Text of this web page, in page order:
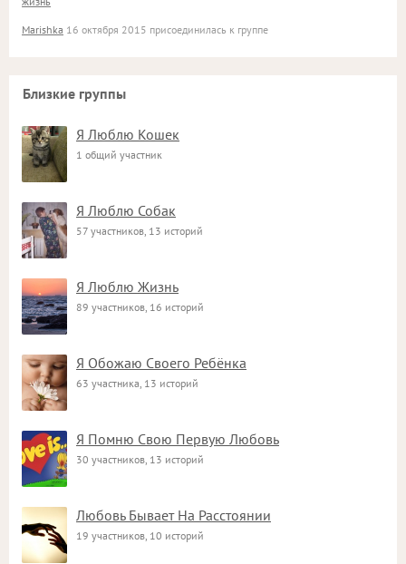
Marishka 16 октября 2015 присоединилась к группе
Близкие группы
Я Люблю Кошек
1 общий участник
Я Люблю Собак
57 участников, 13 историй
Я Люблю Жизнь
89 участников, 16 историй
Я Обожаю Своего Ребёнка
63 участника, 13 историй
Я Помню Свою Первую Любовь
30 участников, 13 историй
Любовь Бывает На Расстоянии
19 участников, 10 историй